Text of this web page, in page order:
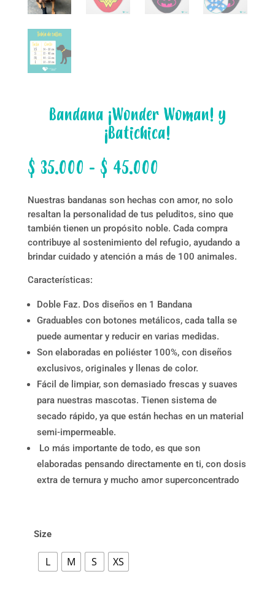
Bandana ¡Wonder Woman! y
¡Batichica!
$ 35.000 - $ 45.000
precios:
desde
$ 35.000
hasta
$ 45.000
Nuestras bandanas son hechas con amor, no solo
resaltan la personalidad de tus peluditos, sino que
también tienen un propósito noble. Cada compra
contribuye al sostenimiento del refugio, ayudando a
brindar cuidado y atención a más de 100 animales.
Características:
Doble Faz. Dos diseños en 1 Bandana
Graduables con botones metálicos, cada talla se
puede aumentar y reducir en varias medidas.
Son elaboradas en poliéster 100%, con diseños
exclusivos, originales y llenas de color.
Fácil de limpiar, son demasiado frescas y suaves
para nuestras mascotas. Tienen sistema de
secado rápido, ya que están hechas en un material
semi-impermeable.
Lo más importante de todo, es que son
elaboradas pensando directamente en ti, con dosis
extra de ternura y mucho amor superconcentrado
Size
L M S XS